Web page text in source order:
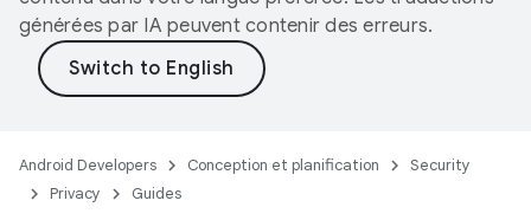
générées par IA peuvent contenir des erreurs.
Android Developers Conception et planification
Security
Privacy
Guides